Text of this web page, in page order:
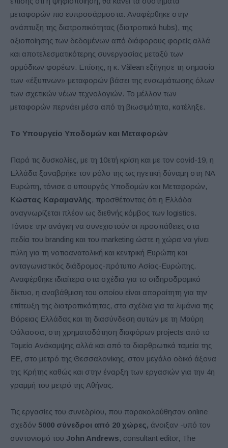
μεταφορών πιο ευπροσάρμοστα. Αναφέρθηκε στην
ανάπτυξη της διατροπικότητας (διατροπικά hubs), της
αξιοποίησης των δεδομένων από διάφορους φορείς αλλά
και αποτελεσματικότερης συνεργασίας μεταξύ των
αρμόδιων φορέων. Επίσης, η κ. Vălean εξήγησε τη σημασία
των «έξυπνων» μεταφορών βάσει της ενσωμάτωσης όλων
των σχετικών νέων τεχνολογιών. Το μέλλον των
μεταφορών περνάει μέσα από τη βιωσιμότητα, κατέληξε.
Το Υπουργείο Υποδομών και Μεταφορών
Παρά τις δυσκολίες, με τη 10ετή κρίση και με τον covid-19, η
Ελλάδα ξαναβρήκε τον ρόλο της ως ηγετική δύναμη στη ΝΑ
Ευρώπη, τόνισε ο υπουργός Υποδομών και Μεταφορών,
Κώστας Καραμανλής , προσθέτοντας ότι η Ελλάδα
αναγνωρίζεται πλέον ως διεθνής κόμβος των logistics.
Τόνισε την ανάγκη να συνεχιστούν οι προσπάθειες στα
πεδία του branding και του marketing ώστε η χώρα να γίνει
πύλη για τη νοτιοανατολική και κεντρική Ευρώπη και
ανταγωνιστικός διάδρομος-πρότυπο Ασίας-Ευρώπης.
Αναφέρθηκε ιδιαίτερα στα σχέδια για το σιδηροδρομικό
δίκτυο, η αναβάθμιση του οποίου είναι απαραίτητη για την
επίτευξη της διατροπικότητας, στα σχέδια για τα λιμάνια της
Βόρειας Ελλάδας και τη διασύνδεση αυτών με τη Μαύρη
Θάλασσα, στη χρηματοδότηση διαφόρων projects από το
Ταμείο Ανάκαμψης αλλά και από τα διαρθρωτικά ταμεία της
ΕΕ, στο μετρό της Θεσσαλονίκης, στον μεγάλο οδικό άξονα
της Κρήτης καθώς και στην έναρξη των εργασιών για την 4η
γραμμή του μετρό της Αθήνας.
Τις εργασίες του συνεδρίου, που παρακολούθησαν online
σχεδόν 5000 σύνεδροι από 20 χώρες, άνοιξαν -υπό τον
συντονισμό του John Andrews, consultant editor, The